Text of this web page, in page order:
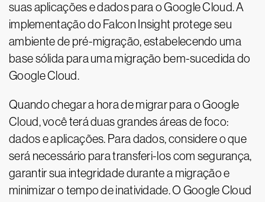
suas aplicações e dados para o Google Cloud. A
implementação do Falcon Insight protege seu
ambiente de pré-migração, estabelecendo uma
base sólida para uma migração bem-sucedida do
Google Cloud.
Quando chegar a hora de migrar para o Google
Cloud, você terá duas grandes áreas de foco:
dados e aplicações. Para dados, considere o que
será necessário para transferi-los com segurança,
garantir sua integridade durante a migração e
minimizar o tempo de inatividade. O Google Cloud